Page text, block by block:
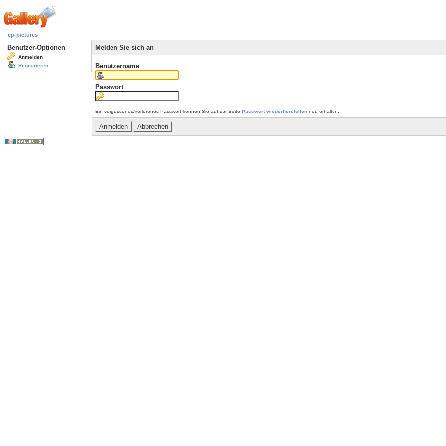
cp-pictures
Benutzer-Optionen
Anmelden
Registrieren
Melden Sie sich an
Benutzername
Passwort
Ein vergessenes/verlorenes Passwort können Sie auf der Seite Passwort wiederherstellen neu erhalten.